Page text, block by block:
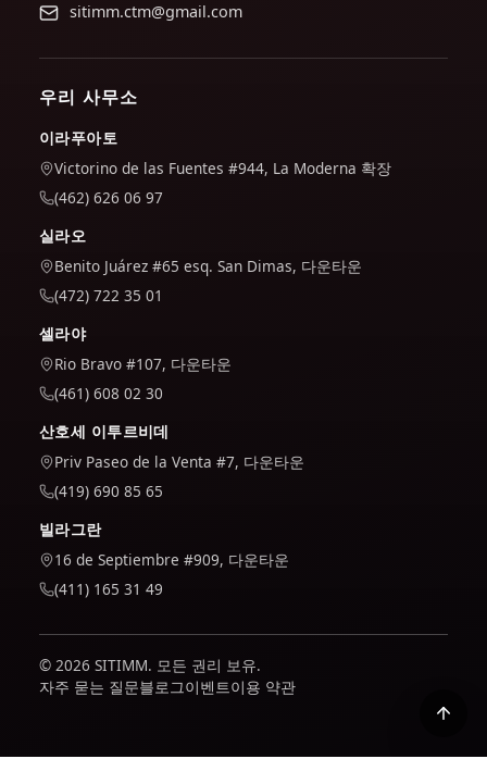
sitimm.ctm@gmail.com
우리 사무소
이라푸아토
Victorino de las Fuentes #944, La Moderna 확장
(462) 626 06 97
실라오
Benito Juárez #65 esq. San Dimas, 다운타운
(472) 722 35 01
셀라야
Rio Bravo #107, 다운타운
(461) 608 02 30
산호세 이투르비데
Priv Paseo de la Venta #7, 다운타운
(419) 690 85 65
빌라그란
16 de Septiembre #909, 다운타운
(411) 165 31 49
© 2026 SITIMM. 모든 권리 보유.
자주 묻는 질문블로그이벤트이용 약관